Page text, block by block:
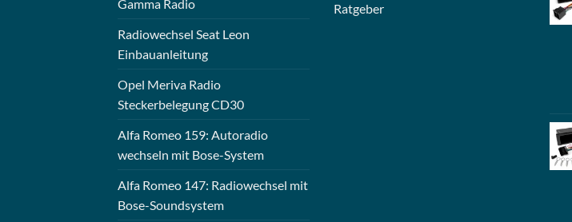
Gamma Radio
Radiowechsel Seat Leon
Einbauanleitung
Opel Meriva Radio
Steckerbelegung CD30
Alfa Romeo 159: Autoradio
wechseln mit Bose-System
Alfa Romeo 147: Radiowechsel mit
Bose-Soundsystem
Ratgeber